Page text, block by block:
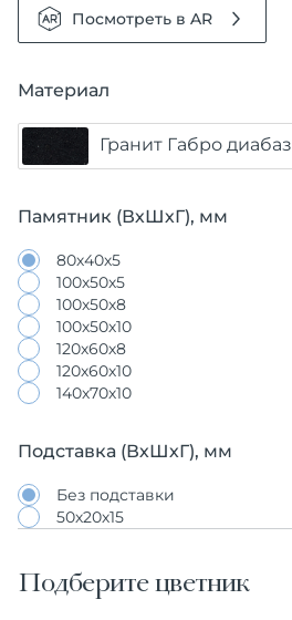
Посмотреть в AR
Материал
Гранит Габро диабаз
Памятник (ВхШхГ), мм
80х40х5
100х50х5
100х50х8
100х50х10
120х60х8
120х60х10
140х70х10
Подставка (ВхШхГ), мм
Без подставки
50х20х15
Подберите цветник